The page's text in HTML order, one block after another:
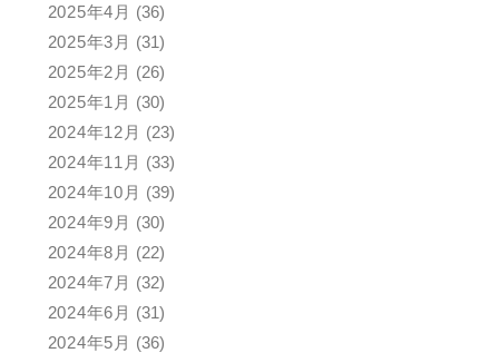
2025年4月 (36)
2025年3月 (31)
2025年2月 (26)
2025年1月 (30)
2024年12月 (23)
2024年11月 (33)
2024年10月 (39)
2024年9月 (30)
2024年8月 (22)
2024年7月 (32)
2024年6月 (31)
2024年5月 (36)